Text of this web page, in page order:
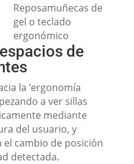
Reposamuñecas de
gel o teclado
ergonómico
de
la ‘ergonomía
a ver sillas
mediante
del usuario, y
cambio de posición
detectada.